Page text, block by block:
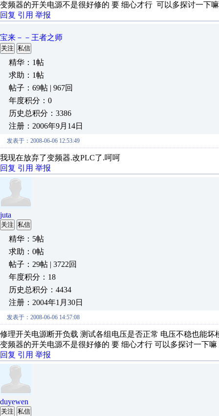
变频器的开关电源不是很好修的 要 细心才行 可以多探讨一下
回复 引用 举报
宝来－－王者之师
关注 私信
精华：1帖
求助：1帖
帖子：69帖 | 967回
年度积分：0
历史总积分：3386
注册：2006年9月14日
发表于：2008-06-06 12:53:49
我现在放弃了变频器.改PLC了.呵呵
回复 引用 举报
juta
关注 私信
精华：5帖
求助：0帖
帖子：29帖 | 3722回
年度积分：18
历史总积分：4434
注册：2004年1月30日
发表于：2008-06-06 14:57:08
修理开关电源断开负载 测试各组电压是否正常 电压不稳也能坏
变频器的开关电源不是很好修的 要 细心才行 可以多探讨一下嘛
回复 引用 举报
duyewen
关注 私信